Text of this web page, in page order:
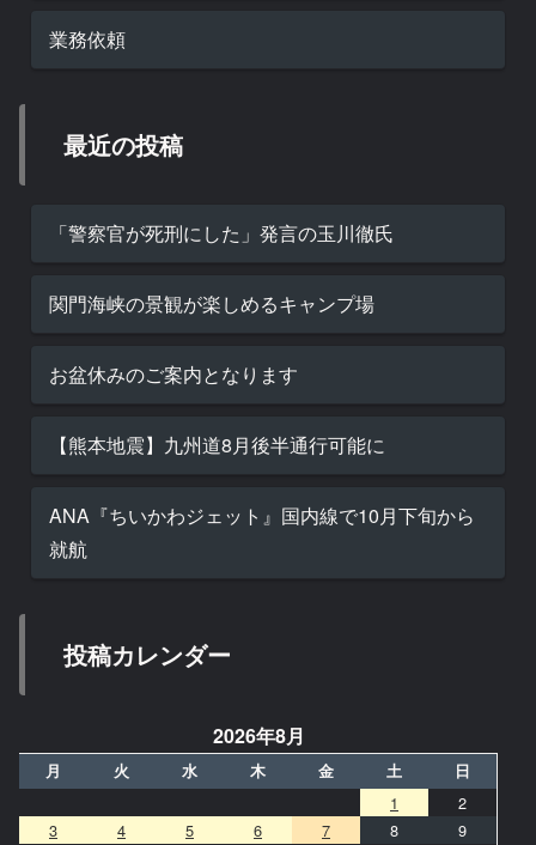
業務依頼
最近の投稿
「警察官が死刑にした」発言の玉川徹氏
関門海峡の景観が楽しめるキャンプ場
お盆休みのご案内となります
【熊本地震】九州道8月後半通行可能に
ANA『ちいかわジェット』国内線で10月下旬から
就航
投稿カレンダー
2026年8月
月 火 水 木 金 土 日
1
2
3
4 5 6 7 8
9